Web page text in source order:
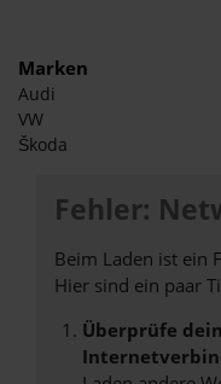
Marken
Audi
VW
Škoda
Fehler:
Beim Laden ist ein
Hier sind ein paar
Überprüfe